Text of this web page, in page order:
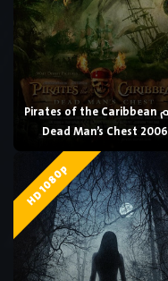
فيلم Pirates of the Caribbean
Dead Man’s Chest 2006
HD 1080p